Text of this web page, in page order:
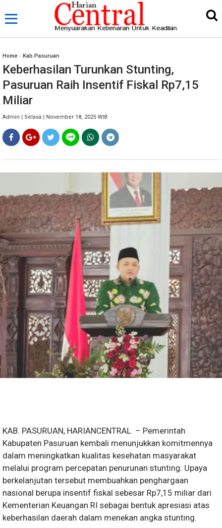
Home » Kab.Pasuruan
Keberhasilan Turunkan Stunting,
Pasuruan Raih Insentif Fiskal Rp7,15
Miliar
Admin | Selasa | November 18, 2025 WIB
KAB. PASURUAN, HARIANCENTRAL – Pemerintah
Kabupaten Pasuruan kembali menunjukkan komitmennya
dalam meningkatkan kualitas kesehatan masyarakat
melalui program percepatan penurunan stunting. Upaya
berkelanjutan tersebut membuahkan penghargaan
nasional berupa insentif fiskal sebesar Rp7,15 miliar dari
Kementerian Keuangan RI sebagai bentuk apresiasi atas
keberhasilan daerah dalam menekan angka stunting.